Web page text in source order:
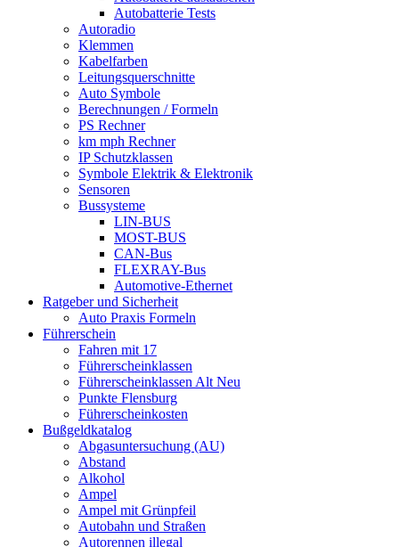
Autobatterie Tests
Autoradio
Klemmen
Kabelfarben
Leitungsquerschnitte
Auto Symbole
Berechnungen / Formeln
PS Rechner
km mph Rechner
IP Schutzklassen
Symbole Elektrik & Elektronik
Sensoren
Bussysteme
LIN-BUS
MOST-BUS
CAN-Bus
FLEXRAY-Bus
Automotive-Ethernet
Ratgeber und Sicherheit
Auto Praxis Formeln
Führerschein
Fahren mit 17
Führerscheinklassen
Führerscheinklassen Alt Neu
Punkte Flensburg
Führerscheinkosten
Bußgeldkatalog
Abgasuntersuchung (AU)
Abstand
Alkohol
Ampel
Ampel mit Grünpfeil
Autobahn und Straßen
Autorennen illegal